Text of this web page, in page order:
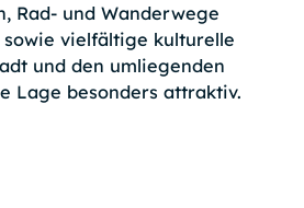
Rad- und Wanderwege
vielfältige kulturelle
und den umliegenden
Lage besonders attraktiv.